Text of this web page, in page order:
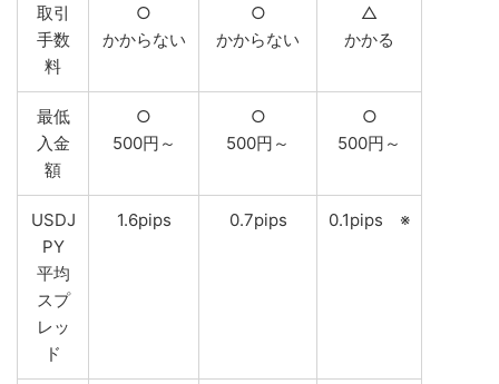
取引
手数
料
○
かからない
○
かからない
△
かかる
最低
入金
額
○
500円～
○
500円～
○
500円～
USDJ
PY
平均
スプ
レッ
ド
1.6pips 0.7pips 0.1pips ※